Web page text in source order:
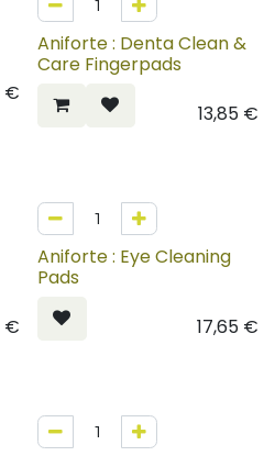
€
Aniforte : Denta Clean &
Care Fingerpads
13,85€
€
Aniforte : Eye Cleaning
Pads
17,65€